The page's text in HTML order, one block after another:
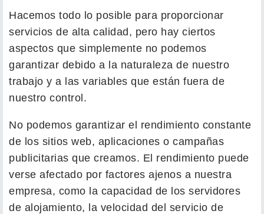
Hacemos todo lo posible para proporcionar
servicios de alta calidad, pero hay ciertos
aspectos que simplemente no podemos
garantizar debido a la naturaleza de nuestro
trabajo y a las variables que están fuera de
nuestro control.
No podemos garantizar el rendimiento constante
de los sitios web, aplicaciones o campañas
publicitarias que creamos. El rendimiento puede
verse afectado por factores ajenos a nuestra
empresa, como la capacidad de los servidores
de alojamiento, la velocidad del servicio de